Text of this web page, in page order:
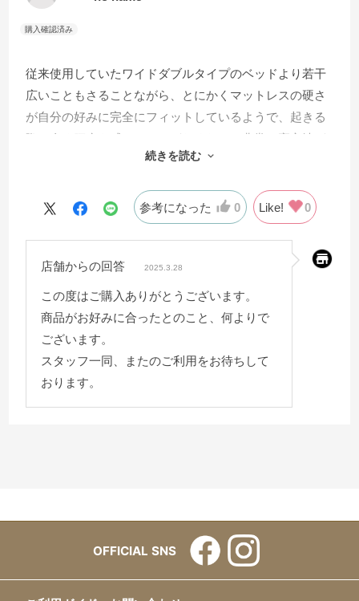
従来使用していたワイドダブルタイプのベッドより若干
広いこともさることながら、とにかくマットレスの硬さ
が自分の好みに完全にフィットしているようで、起きる
際に全く腰痛を感じることがなくなり、非常に寝心地が
良く満足しています。硬めのマットレスを選択して正解
続きを読む
参考になった 0 Like! 0
店舗からの回答 2025.3.28
この度はご購入ありがとうございます。
商品がお好みに合ったとのこと、何よりで
ございます。
スタッフ一同、またのご利用をお待ちして
おります。
OFFICIAL SNS